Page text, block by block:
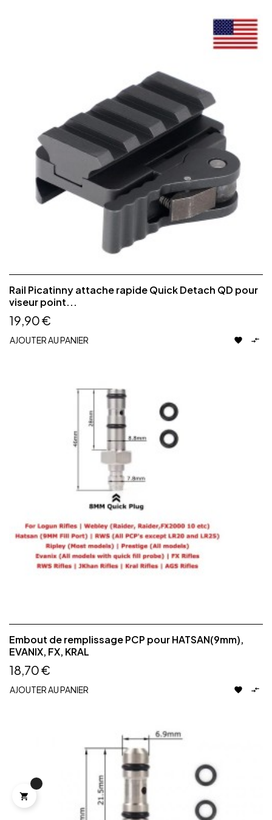
Rail Picatinny attache rapide Quick Detach QD pour
viseur point...
19,90 €
AJOUTER AU PANIER  
Embout de remplissage PCP pour HATSAN(9mm),
EVANIX, FX, KRAL
18,70 €
AJOUTER AU PANIER  
